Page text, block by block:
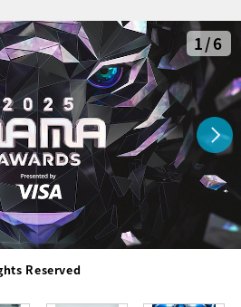
1/6
Reserved